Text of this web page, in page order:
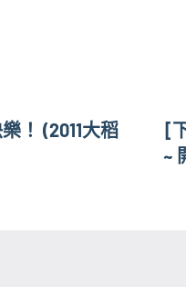
！ (2011大稻
[
~